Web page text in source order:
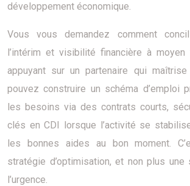
développement économique.
Vous vous demandez comment
l’intérim et visibilité financière à
appuyant sur un partenaire qui
pouvez construire un schéma d’emploi
les besoins via des contrats courts,
clés en CDI lorsque l’activité se
les bonnes aides au bon moment.
stratégie d’optimisation, et non plus
l’urgence.